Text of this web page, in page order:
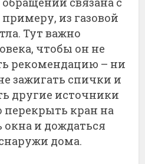
примеру, из газовой
Тут важно
чтобы он не
рекомендацию – ни
зажигать спички и
другие источники
перекрыть кран на
окна и дождаться
дома.